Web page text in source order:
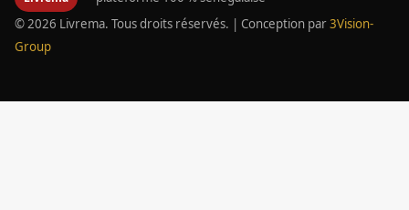
© 2026 Livrema. Tous droits réservés. | Conception par3Vision-
Group